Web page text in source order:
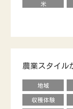
米
オクラ
レタス
馬
キュウリ
農業スタイル
地域
収穫体験